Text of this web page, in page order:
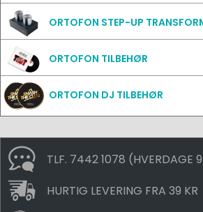
ORTOFON STEP-UP
ORTOFON TILBEHØR
ORTOFON DJ TILBEHØR
TLF. 7442 1078 (HVERDAGE
HURTIG LEVERING FRA 39 KR